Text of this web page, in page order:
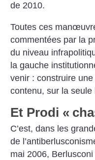
de 2010.
Toutes ces
commentées par la
du niveau
la gauche
venir : construire
contenu, sur la
Et Prodi «
C’est, dans les
de
mai 2006,